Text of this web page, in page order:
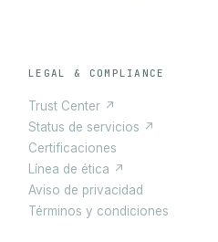
LEGAL & COMPLIANCE
Trust Center ↗
Status de servicios ↗
Certificaciones
Línea de ética ↗
Aviso de privacidad
Términos y condiciones